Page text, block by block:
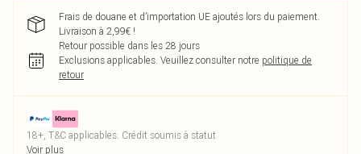
Frais de douane et d’importation UE ajoutés lors du paiement.
Livraison à 2,99€ !
Retour possible dans les 28 jours
Exclusions applicables. Veuillez consulter notre politique de
retour
18+, T&C applicables. Crédit soumis à statut
Voir plus